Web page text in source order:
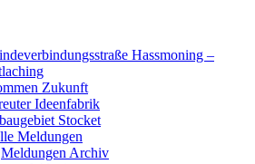
Hassmoning –
Zukunft
Ideenfabrik
Stocket
Meldungen
Meldungen Archiv